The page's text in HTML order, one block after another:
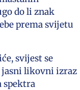
do li znak
prema svijetu
svijest se
jasni likovni izraz
spektra